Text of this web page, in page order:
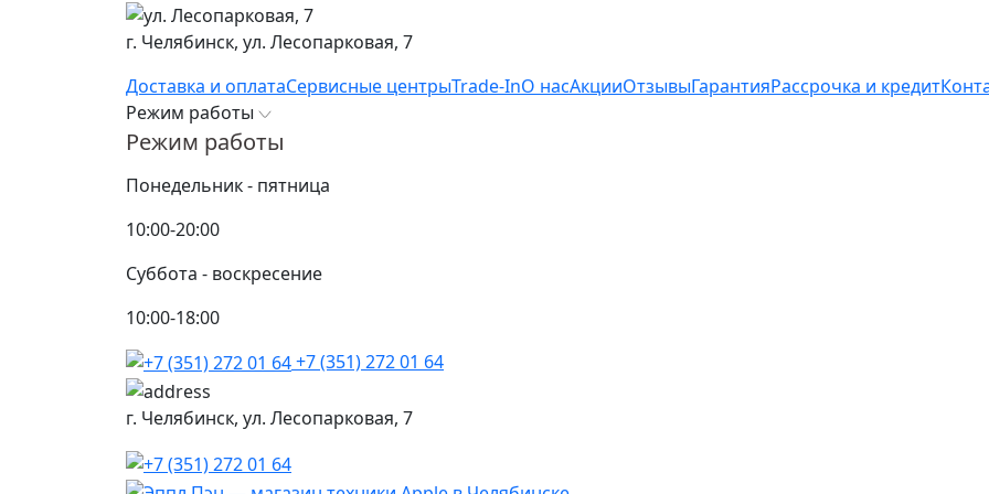
г. Челябинск, ул. Лесопарковая, 7
Доставка и оплатаСервисные центрыTrade-InО насАкцииОтзывыГарантияРассрочка и кредит
Режим работы
Режим работы
Понедельник - пятница
10:00-20:00
Суббота - воскресение
10:00-18:00
+7 (351) 272 01 64
г. Челябинск, ул. Лесопарковая, 7